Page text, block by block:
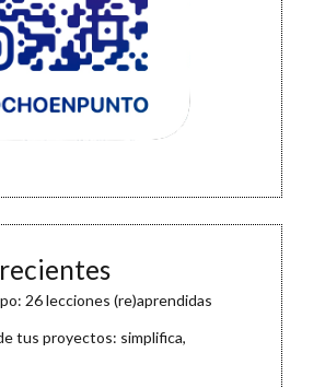
26 lecciones (re)aprendidas
tus proyectos: simplifica,